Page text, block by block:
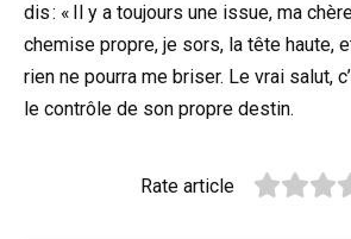
dis : « Il y a toujours une issue, ma
chemise propre, je sors, la tête haute,
rien ne pourra me briser. Le vrai salut,
le contrôle de son propre destin.
Rate article